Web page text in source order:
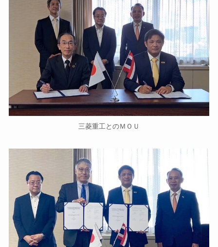
三菱重工とのＭＯＵ